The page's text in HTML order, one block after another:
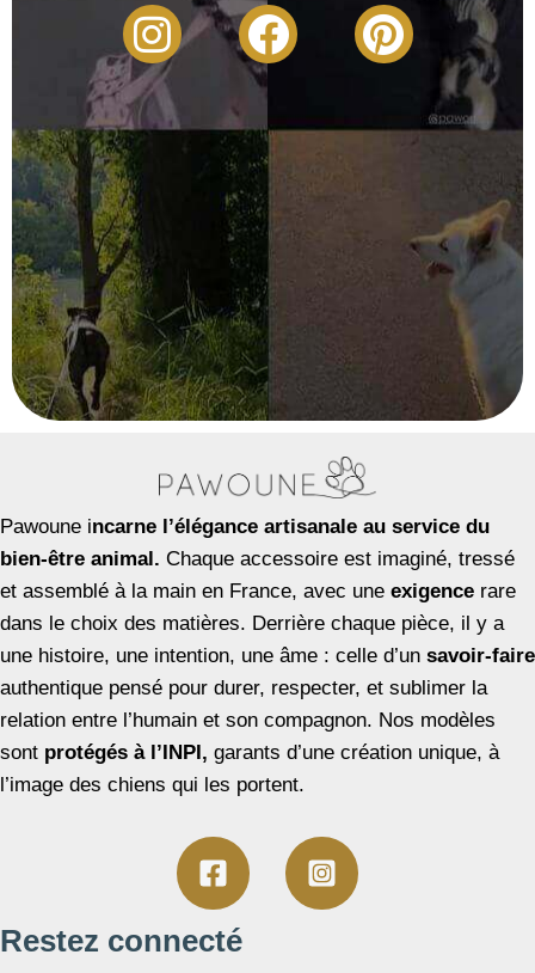
Pawoune incarne l’élégance artisanale au service du
bien-être animal. Chaque accessoire est imaginé, tressé
et assemblé à la main en France, avec une exigence rare
dans le choix des matières. Derrière chaque pièce, il y a
une histoire, une intention, une âme : celle d’un savoir-faire
authentique pensé pour durer, respecter, et sublimer la
relation entre l’humain et son compagnon. Nos modèles
sont protégés à l’INPI, garants d’une création unique, à
l’image des chiens qui les portent.
Restez connecté